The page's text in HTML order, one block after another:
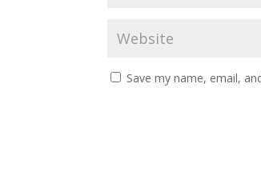
Save my name, email,